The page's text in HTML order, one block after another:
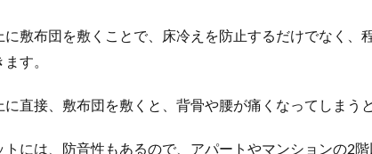
に敷布団を敷くことで、床冷えを防止するだけでなく、
す。
直接、敷布団を敷くと、背骨や腰が痛くなってしまう
トには、防音性もあるので、アパートやマンションの2